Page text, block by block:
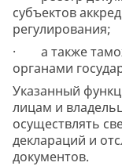
субъектов
регулирования;
· а также
органами
Указанный
лицам и
осуществлять
деклараций и
документов.